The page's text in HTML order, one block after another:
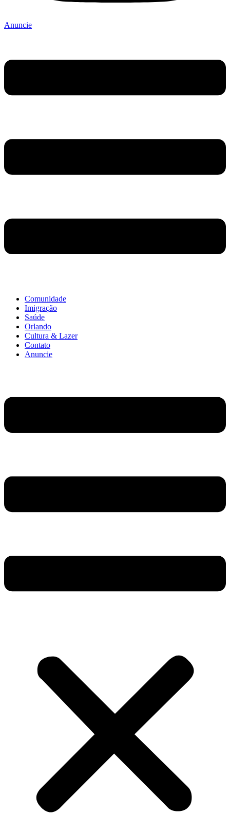
Anuncie
Comunidade
Imigração
Saúde
Orlando
Cultura & Lazer
Contato
Anuncie